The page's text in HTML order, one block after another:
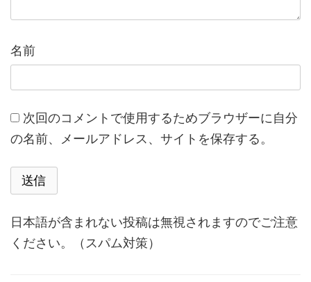
名前
次回のコメントで使用するためブラウザーに自分
の名前、メールアドレス、サイトを保存する。
日本語が含まれない投稿は無視されますのでご注意
ください。（スパム対策）